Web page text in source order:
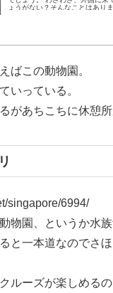
ょうがない？そんなことはあり
ばこの動物園。
いっている。
があちこちに休憩所
singapore/6994/
物園、というか水族
と一本道なのでさ
ルーズが楽しめる